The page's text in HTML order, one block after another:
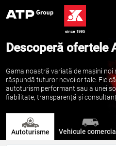
Descoperă ofertele
Gama noastră variată de mașini noi
răspundă tuturor nevoilor tale. Fie
autoturism performant sau a unei
fiabilitate, transparență și
Autoturisme Vehicule